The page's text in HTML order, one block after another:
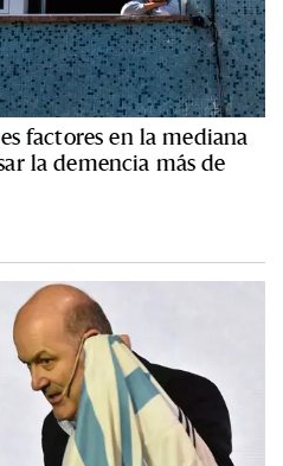
factores en la mediana
la demencia más de